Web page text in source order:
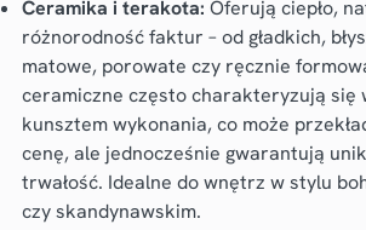
Ceramika i terakota: Oferują ciepło,
różnorodność faktur – od gładkich,
matowe, porowate czy ręcznie
ceramiczne często charakteryzują się
kunsztem wykonania, co może
cenę, ale jednocześnie gwarantują
trwałość. Idealne do wnętrz w stylu
czy skandynawskim.